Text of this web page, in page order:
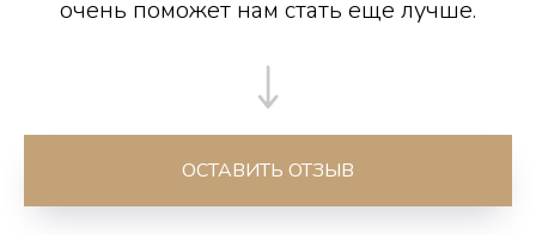
очень поможет нам стать еще лучше.
ОСТАВИТЬ ОТЗЫВ